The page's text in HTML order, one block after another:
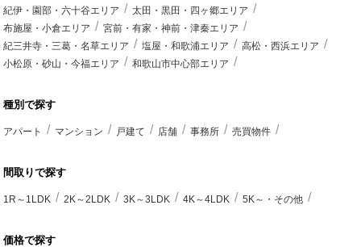
紀伊・園部・六十谷エリア
太田・黒田・四ヶ郷エリア
布施屋・小倉エリア
宮前・有家・神前・津秦エリア
紀三井寺・三葛・名草エリア
塩屋・和歌浦エリア
高松・西浜エリア
小松原・砂山・今福エリア
和歌山市中心部エリア
種別で探す
アパート マンション 戸建て 店舗 事務所 売買物件
間取りで探す
1R～1LDK 2K～2LDK 3K～3LDK 4K～4LDK 5K～・その他
価格で探す